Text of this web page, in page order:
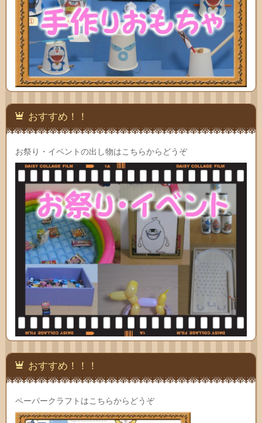
おすすめ！！
お祭り・イベントの出し物はこちらからどうぞ
おすすめ！！！
ペーパークラフトはこちらからどうぞ